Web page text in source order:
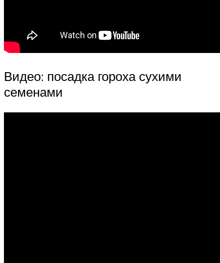
Видео: посадка гороха сухими
семенами